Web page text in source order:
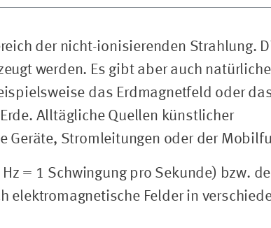
der nicht-ionisierenden Strahlung.
werden. Es gibt aber auch natürliche
das Erdmagnetfeld oder
Alltägliche Quellen künstlicher
Geräte, Stromleitungen oder der
= 1 Schwingung pro Sekunde) bzw.
elektromagnetische Felder in